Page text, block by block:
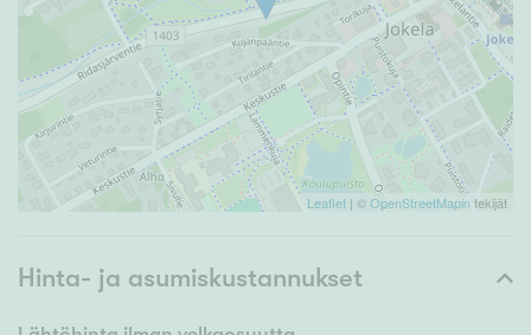
Leaflet | ©OpenStreetMapintekijät
Hinta- ja asumiskustannukset